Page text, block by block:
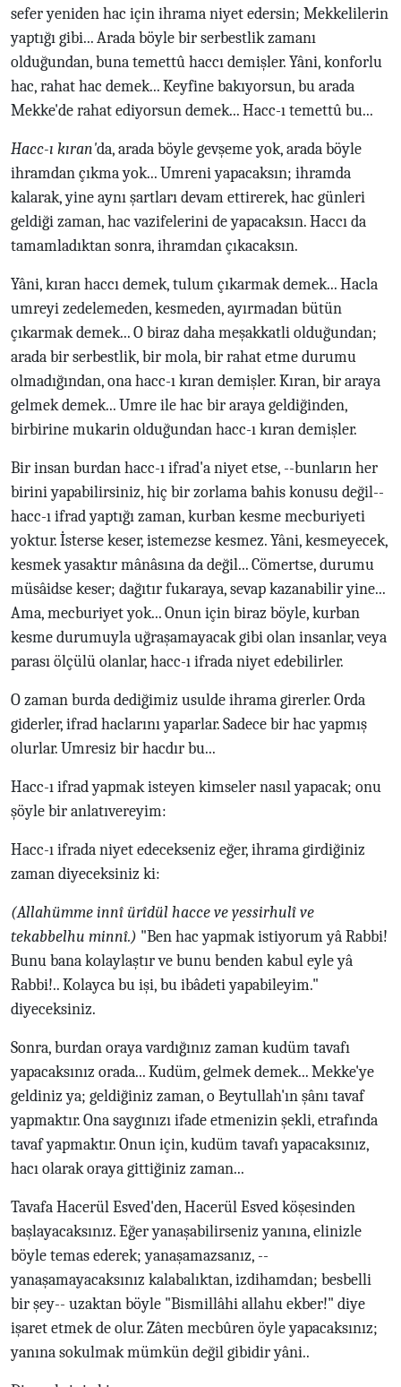
sefer yeniden hac için ihrama niyet edersin; Mekkelilerin
yaptığı gibi... Arada böyle bir serbestlik zamanı
olduğundan, buna temettû haccı demişler. Yâni, konforlu
hac, rahat hac demek... Keyfine bakıyorsun, bu arada
Mekke'de rahat ediyorsun demek... Hacc-ı temettû bu...
Hacc-ı kıran'da, arada böyle gevşeme yok, arada böyle
ihramdan çıkma yok... Umreni yapacaksın; ihramda
kalarak, yine aynı şartları devam ettirerek, hac günleri
geldiği zaman, hac vazifelerini de yapacaksın. Haccı da
tamamladıktan sonra, ihramdan çıkacaksın.
Yâni, kıran haccı demek, tulum çıkarmak demek... Hacla
umreyi zedelemeden, kesmeden, ayırmadan bütün
çıkarmak demek... O biraz daha meşakkatli olduğundan;
arada bir serbestlik, bir mola, bir rahat etme durumu
olmadığından, ona hacc-ı kıran demişler. Kıran, bir araya
gelmek demek... Umre ile hac bir araya geldiğinden,
birbirine mukarin olduğundan hacc-ı kıran demişler.
Bir insan burdan hacc-ı ifrad'a niyet etse, --bunların her
birini yapabilirsiniz, hiç bir zorlama bahis konusu değil--
hacc-ı ifrad yaptığı zaman, kurban kesme mecburiyeti
yoktur. İsterse keser, istemezse kesmez. Yâni, kesmeyecek,
kesmek yasaktır mânâsına da değil... Cömertse, durumu
müsâidse keser; dağıtır fukaraya, sevap kazanabilir yine...
Ama, mecburiyet yok... Onun için biraz böyle, kurban
kesme durumuyla uğraşamayacak gibi olan insanlar, veya
parası ölçülü olanlar, hacc-ı ifrada niyet edebilirler.
O zaman burda dediğimiz usulde ihrama girerler. Orda
giderler, ifrad haclarını yaparlar. Sadece bir hac yapmış
olurlar. Umresiz bir hacdır bu...
Hacc-ı ifrad yapmak isteyen kimseler nasıl yapacak; onu
şöyle bir anlatıvereyim:
Hacc-ı ifrada niyet edecekseniz eğer, ihrama girdiğiniz
zaman diyeceksiniz ki:
(Allahümme innî ürîdül hacce ve yessirhulî ve
tekabbelhu minnî.) "Ben hac yapmak istiyorum yâ Rabbi!
Bunu bana kolaylaştır ve bunu benden kabul eyle yâ
Rabbi!.. Kolayca bu işi, bu ibâdeti yapabileyim."
diyeceksiniz.
Sonra, burdan oraya vardığınız zaman kudüm tavafı
yapacaksınız orada... Kudüm, gelmek demek... Mekke'ye
geldiniz ya; geldiğiniz zaman, o Beytullah'ın şânı tavaf
yapmaktır. Ona saygınızı ifade etmenizin şekli, etrafında
tavaf yapmaktır. Onun için, kudüm tavafı yapacaksınız,
hacı olarak oraya gittiğiniz zaman...
Tavafa Hacerül Esved'den, Hacerül Esved köşesinden
başlayacaksınız. Eğer yanaşabilirseniz yanına, elinizle
böyle temas ederek; yanaşamazsanız, --
yanaşamayacaksınız kalabalıktan, izdihamdan; besbelli
bir şey-- uzaktan böyle "Bismillâhi allahu ekber!" diye
işaret etmek de olur. Zâten mecbûren öyle yapacaksınız;
yanına sokulmak mümkün değil gibidir yâni..